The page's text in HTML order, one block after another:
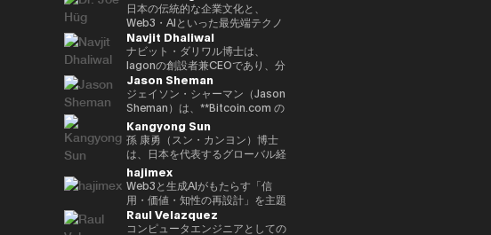
ムへの強いコミットメントのも
と、3年以内に100社以上のブロ
ックチェーン・スタートアップへ
の投資を目標に掲げている。 こ
れまでの投資ポートフォリオに
は、Mysten Labs（Sui）、
Gunzilla、Peaq Network をはじ
め、300を超えるプロジェクトが
含まれており、変革的テクノロジ
ーを見抜く鋭い洞察力を示してい
る。 資金提供にとどまらず、
Budki は World Economic
Forum や Binance Blockchain
Week などの国際的なイベントで
登壇する世界的に評価の高いスピ
ーカーでもある。市場動向やブロ
スマートシティ、ヘルスケア、教
育、観光、農業、物流・交通、リ
スクおよび危機管理、メディア分
野） • 各種国際・国内カンファレ
ンス、サミット、ワークショッ
プ、イベントに参加 • 研究論文、
書籍、雑誌、メディア番組におい
て著者として参画
現在は同大学で暗号通貨ファイナ
ンスを教えています。
bitFlyer社外取締役などを務め
る。海外のChambers Asia
Pacific、Best Lawyers
rankings、Legal500で日本の
FinTechの弁護士としてそれぞれ
ランク・イン。
ルタイムで機能し、重要な対話を
サポートすることで、ユーザーが
思考を整理し、自信を持ってコミ
ュニケーションを取り、仕事や日
常生活のあらゆる場面で「今」に
集中できる体験を提供します。
およびアフリカ拠点のベンチャー
キャピタル CV VC のアドバイザ
ーを務める。現在、世界10社以
上のベンチャーキャピタルの支援
に携わる。 また、ブロックチェ
ーンおよびイノベーション分野の
国際カンファレンス
UN:Block（ラトビア）、WAIB
Summit Monaco（モナコ）、
VI3NNA Congress（オーストリ
ア）、World Venture
Forum（オーストリア） などで
アンバサダーを務め、世界各地の
スタートアップエコシステムをつ
なぐ活動を行っている。 2013
年、Harvard Business
ライズ連携、コミュニティ成長、
エコシステムの普及を推進してい
ます。 これまでのキャリアで
は、急成長スタートアップとグロ
ーバル企業の双方で経験を積んで
きました。Mycelの共同創業者と
して、次世代インターオペラビリ
ティ・インフラプロトコルのグロ
ーバルGTM、パートナーシッ
プ、投資家対応、オペレーション
をリードしました。Web3業界に
参入する以前は、LinkedInにて
Global Enterprise Sales
Directorを務め、日本の大手多国
籍企業との戦略的パートナーシッ
プ構築や、大規模SaaS導入プロ
ル資産エコシステムの最上位レベ
ルにおいて、ガバナンス、コンプ
ライアンス、長期的な持続可能性
を監督する役割を信頼されて担っ
ている。 法学を基盤とするキャ
リアを持つ Marc は、以前、主要
なオフショア法律事務所において
カウンセル（法律顧問）を務め、
同事務所のグローバル Web3 プ
ラクティスの中核的設計者として
活躍した。その分野における権威
として、主要な法律ディレクトリ
ーからも高く評価されている。こ
のような法曹としての確かな経歴
と、長年にわたる最前線でのアド
バイザリー経験により、Marc は
ジング・パートナーであり、AI、
ロボティクス、暗号資産といった
フロンティアテクノロジーへの投
資に注力している。アイヤーはシ
リコンバレーで長年の経験を持つ
ベテランである。 2005年に
Microsoft にてプロダクトマネー
ジャーとしてキャリアをスタート
し、その後 Trusted を創業。同
社は2018年に上場企業である
Care に買収された。その後、
Lightspeed に参画し、ベンチャ
ーパートナーとして Phantom、
Alchemy、Arbitrum、Mysten な
どのブロックチェーン関連企業に
関与した。 学歴としては、パデ
日本の伝統的な企業文化と、
Web3・AIといった最先端テクノ
ロジーが交差する領域で活躍する
実務家・研究者・教育者です。情
報経営イノベーション専門職大学
（iU）にて起業学 実務教授を務
めると同時に、
TEDxInnovationU のリードオー
ガナイザー兼ライセンシーとし
て、世代や分野を越えた知の共有
を推進しています。 三菱や富士
通などのグローバル企業へのコン
サルティング経験を通じ、企業イ
ノベーションやデジタルトランス
フォーメーション（DX）の実践
的知見を蓄積。中小企業から大企
Navjit Dhaliwal
ナビット・ダリワル博士は、
Iagonの創設者兼CEOであり、分
散型クラウドサービス業界を牽引
しています。Mjøsa
Tannklinikk、Arbo Lab AS、
CanPol ASなど、複数の成功した
企業を創業・運営した経験を持つ
ダリワル博士は、実績あるシリア
ルアントレプレナーです。ポズナ
ン医科大学とマクマスター大学で
学び、歯学のDDS（博士号）お
よび医学の学士号を取得していま
す。
Jason Sheman
ジェイソン・シャーマン（Jason
Sheman）は、**Bitcoin.com の
最高執行責任者（COO）**とし
て、暗号資産業界を代表するコン
シューマープラットフォームのグ
ローバルオペレーション全般を統
括しています。8年以上にわたり
同社に在籍し、アジア、中東、ヨ
ーロッパ、米国を含む地域での事
業拡大を支え、Bitcoin.com の
Kangyong Sun
孫 康勇（スン・カンヨン）博士
は、日本を代表するグローバル経
営教育機関の一つである一橋大学
大学院 経営管理研究科 国際企業
戦略専攻（Hitotsubashi
University Business School,
ICS）の准教授である。 ミネソタ
hajimex
Web3と生成AIがもたらす「信
用・価値・知性の再設計」を主題
に、テクノロジーと社会構造の交
点を探究するストラテジスト／ブ
Raul Velazquez
コンピュータエンジニアとしての